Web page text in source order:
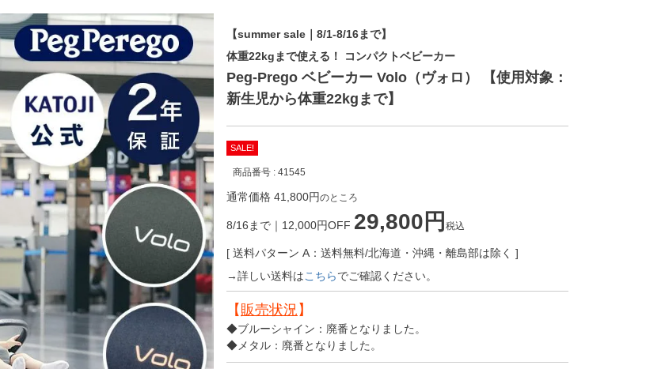
【summer sale｜8/1-8/16まで】
体重22kgまで使える！ コンパクトベビーカー
Peg-Prego ベビーカー Volo（ヴォロ） 【使用対象：
新生児から体重22kgまで】
SALE!
商品番号 41545
通常価格 41,800 のところ
8/16まで｜12,000円OFF 29,800 税込
送料パターン A：送料無料/北海道・沖縄・離島部は除く
→詳しい送料はこちらでご確認ください。
【 販売状況 】
◆ブルーシャイン：廃番となりました。
◆メタル：廃番となりました。